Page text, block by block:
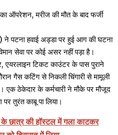
का ऑपरेशन, मरीज की मौत के बाद फर्जी
ने पटना हवाई अड्डा पर हुई आग की घटना
सेवा पर कोई असर नहीं पड़ा है।
टिकट काउंटर के पास पुराने
गैस कटिंग से निकली चिंगारी से मामूली
ठेकेदार के कर्मचारी ने मौके पर मौजूद
तुरंत काबू पा लिया।
के छात्र की हॉस्टल में गला काटकर